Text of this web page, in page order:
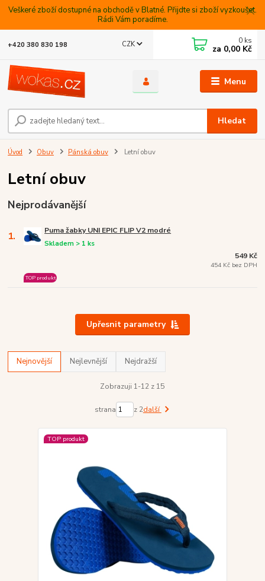
Veškeré zboží dostupné na obchodě v Blatné. Přijdte si zboží vyzkoušet.
Rádi Vám poradíme.
Menu
CZK
Hledat
+420 380 830 198 0 ks
za 0,00 Kč
Úvod Obuv Pánská obuv Letní obuv
Letní obuv
Nejprodávanější
1. Puma žabky UNI EPIC FLIP V2 modré
Skladem > 1 ks
TOP produkt
549 Kč
454 Kč bez DPH
Upřesnit parametry
Nejnovější Nejlevnější Nejdražší
Zobrazuji 1-12 z 15
strana z 2další
TOP produkt